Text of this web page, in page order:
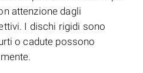
attenzione dagli
I dischi rigidi sono
o cadute possono